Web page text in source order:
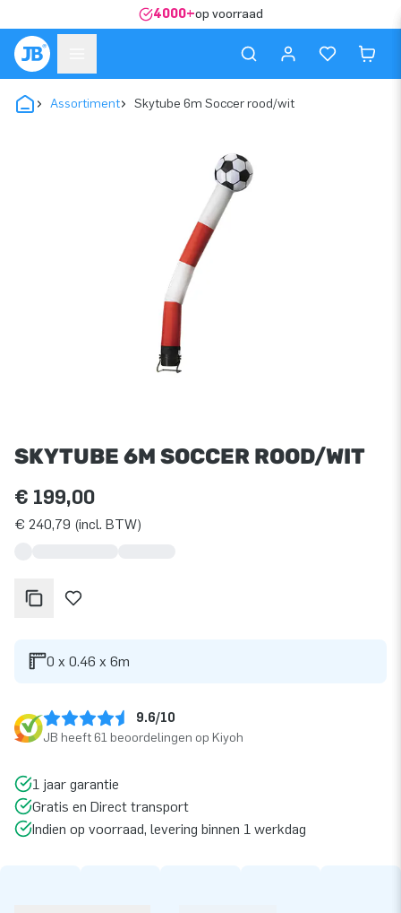
4000+op voorraad
Assortiment Skytube 6m Soccer rood/wit
SKYTUBE 6M SOCCER ROOD/WIT
€ 199,00
€ 240,79 (incl. BTW)
0 x 0.46 x 6m
9.6/10
JB heeft 61 beoordelingen op Kiyoh
1 jaar garantie
Gratis en Direct transport
Indien op voorraad, levering binnen 1 werkdag